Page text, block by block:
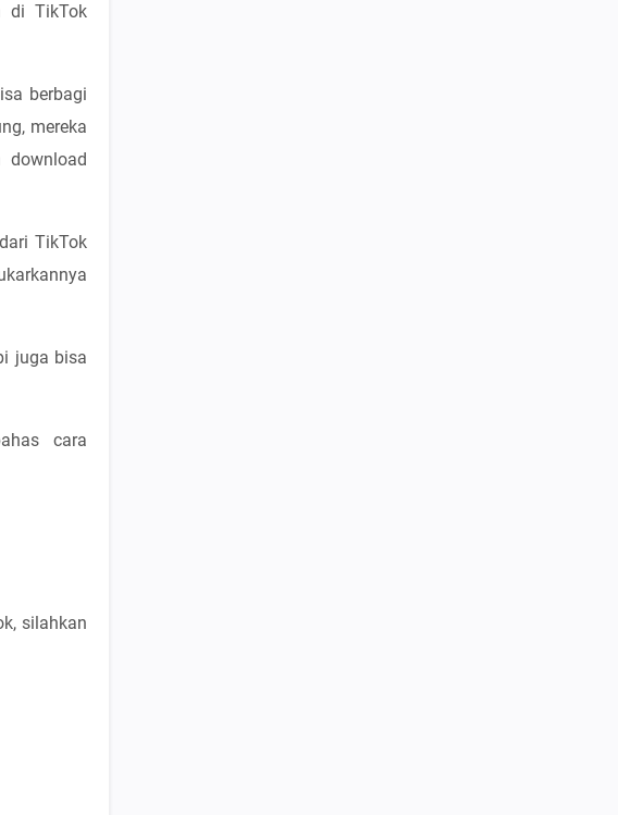
di TikTok
berbagi
mereka
download
TikTok
juga bisa
cara
silahkan